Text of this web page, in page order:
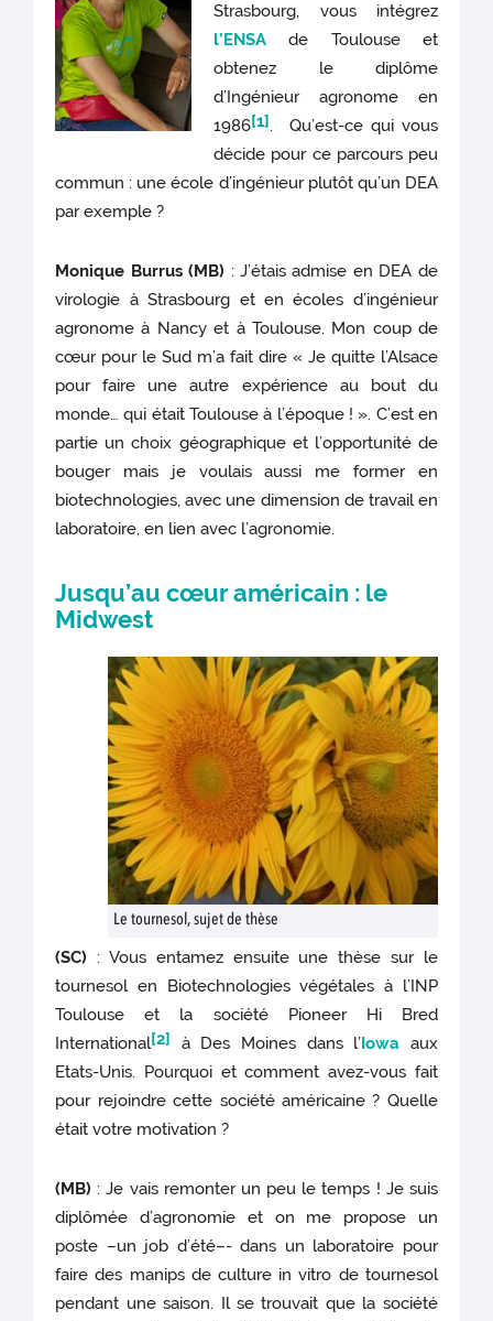
Strasbourg, vous intégrez
l’ENSA de Toulouse et
obtenez le diplôme
d’Ingénieur agronome en
1986[1]. Qu’est-ce qui vous
décide pour ce parcours peu
commun : une école d’ingénieur plutôt qu’un DEA
par exemple ?
Monique Burrus (MB) : J’étais admise en DEA de
virologie à Strasbourg et en écoles d’ingénieur
agronome à Nancy et à Toulouse. Mon coup de
cœur pour le Sud m’a fait dire « Je quitte l’Alsace
pour faire une autre expérience au bout du
monde… qui était Toulouse à l’époque ! ». C’est en
partie un choix géographique et l’opportunité de
bouger mais je voulais aussi me former en
biotechnologies, avec une dimension de travail en
laboratoire, en lien avec l’agronomie.
Jusqu’au cœur américain : le
Midwest
Le tournesol, sujet de thèse
(SC) : Vous entamez ensuite une thèse sur le
tournesol en Biotechnologies végétales à l’INP
Toulouse et la société Pioneer Hi Bred
International[2] à Des Moines dans l’Iowa aux
Etats-Unis. Pourquoi et comment avez-vous fait
pour rejoindre cette société américaine ? Quelle
était votre motivation ?
(MB) : Je vais remonter un peu le temps ! Je suis
diplômée d’agronomie et on me propose un
poste –un job d’été–- dans un laboratoire pour
faire des manips de culture in vitro de tournesol
pendant une saison. Il se trouvait que la société